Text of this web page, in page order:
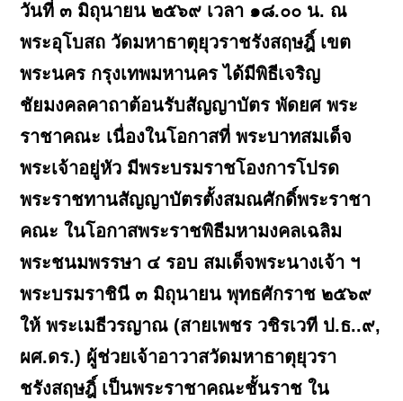
วันที่ ๓ มิถุนายน ๒๕๖๙ เวลา ๑๘.๐๐ น. ณ
พระอุโบสถ วัดมหาธาตุยุวราชรังสฤษฎิ์ เขต
พระนคร กรุงเทพมหานคร ได้มีพิธีเจริญ
ชัยมงคลคาถาต้อนรับสัญญาบัตร พัดยศ พระ
ราชาคณะ เนื่องในโอกาสที่ พระบาทสมเด็จ
พระเจ้าอยู่หัว มีพระบรมราชโองการโปรด
พระราชทานสัญญาบัตรตั้งสมณศักดิ์พระราชา
คณะ ในโอกาสพระราชพิธีมหามงคลเฉลิม
พระชนมพรรษา ๔ รอบ สมเด็จพระนางเจ้า ฯ
พระบรมราชินี ๓ มิถุนายน พุทธศักราช ๒๕๖๙
ให้ พระเมธีวรญาณ (สายเพชร วชิรเวที ป.ธ..๙,
ผศ.ดร.) ผู้ช่วยเจ้าอาวาสวัดมหาธาตุยุวรา
ชรังสฤษฎิ์ เป็นพระราชาคณะชั้นราช ใน